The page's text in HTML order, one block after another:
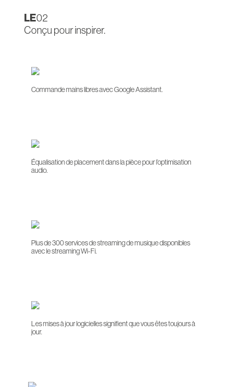
LE02
Conçu pour inspirer.
Commande mains libres avec Google Assistant.
Équalisation de placement dans la pièce pour l’optimisation
audio.
Plus de 300 services de streaming de musique disponibles
avec le streaming Wi-Fi.
Les mises à jour logicielles signifient que vous êtes toujours à
jour.